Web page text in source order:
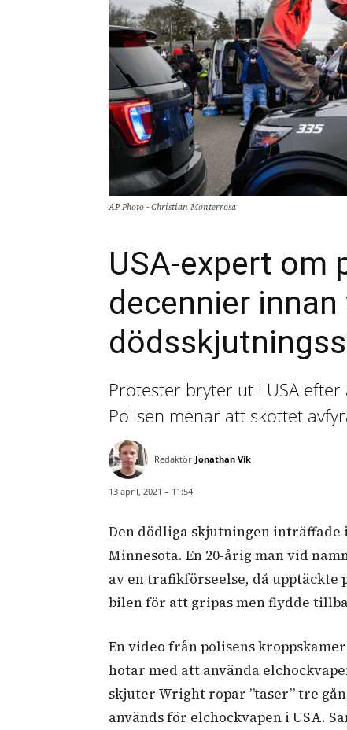
AP Photo - Christian Monterrosa
USA-expert om
decennier
Protester bryter ut i USA
Polisen menar att skottet
Redaktör Jonathan Vik
13 april, 2021 – 11:54
Den dödliga skjutningen
Minnesota. En 20-årig man vid
av en trafikförseelse, då
bilen för att gripas men flydde
En video från polisens
hotar med att använda
skjuter Wright ropar ”taser” tre
används för elchockvapen i USA.